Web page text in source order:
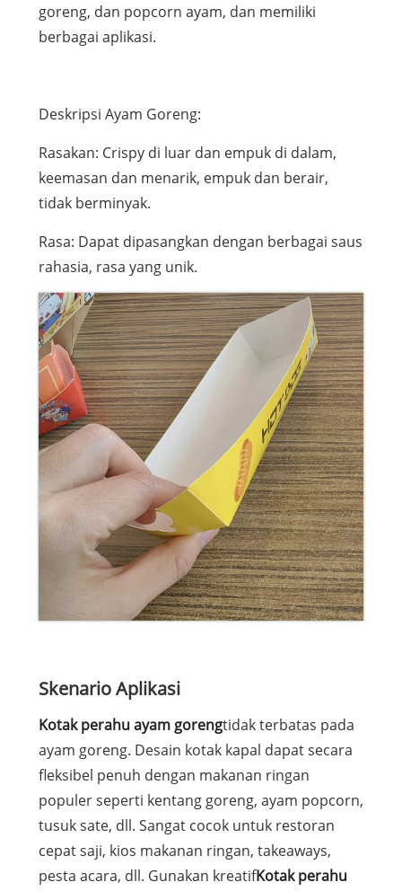
goreng, dan popcorn ayam, dan memiliki
berbagai aplikasi.
Deskripsi Ayam Goreng:
Rasakan: Crispy di luar dan empuk di dalam,
keemasan dan menarik, empuk dan berair,
tidak berminyak.
Rasa: Dapat dipasangkan dengan berbagai saus
rahasia, rasa yang unik.
Skenario Aplikasi
Kotak perahu ayam gorengtidak terbatas pada
ayam goreng. Desain kotak kapal dapat secara
fleksibel penuh dengan makanan ringan
populer seperti kentang goreng, ayam popcorn,
tusuk sate, dll. Sangat cocok untuk restoran
cepat saji, kios makanan ringan, takeaways,
pesta acara, dll. Gunakan kreatifKotak perahu